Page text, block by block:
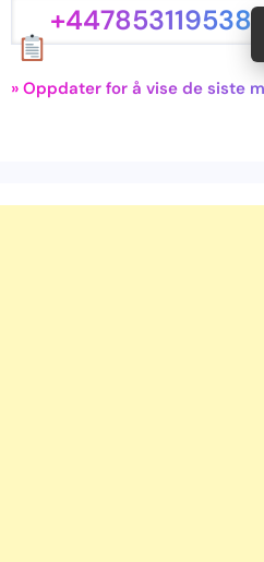
+447853119538
» Oppdater for å vise de siste